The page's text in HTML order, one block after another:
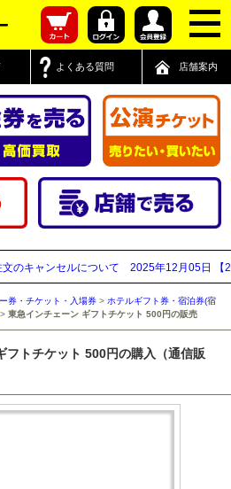
よくある質問 店舗案内
ャンセルについて 2025年12月05日 【2025
券・チケット・入場券 > ホテルギフト券・宿泊券(宿
>東急インチェーン ギフトチケット 500円の販売
フトチケット 500円の購入（通信販